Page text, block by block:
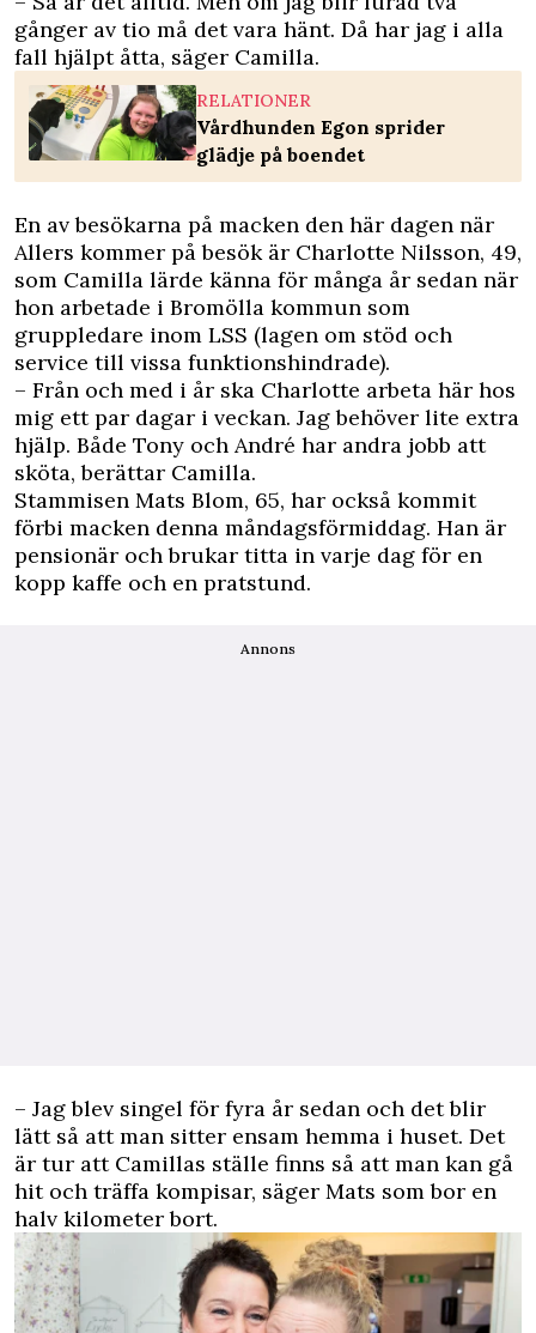
gånger av tio må det vara hänt. Då har jag i alla
fall hjälpt åtta, säger Camilla.
RELATIONER
Vårdhunden Egon sprider
glädje på boendet
En av besökarna på macken den här dagen när
Allers kommer på besök är Charlotte Nilsson, 49,
som Camilla lärde känna för många år sedan när
hon arbetade i Bromölla kommun som
gruppledare inom LSS (lagen om stöd och
service till vissa funktionshindrade).
– Från och med i år ska Charlotte arbeta här hos
mig ett par dagar i veckan. Jag behöver lite extra
hjälp. Både Tony och André har andra jobb att
sköta, berättar Camilla.
Stammisen Mats Blom, 65, har också kommit
förbi macken denna måndagsförmiddag. Han är
pensionär och brukar titta in varje dag för en
kopp kaffe och en pratstund.
Annons
– Jag blev singel för fyra år sedan och det blir
lätt så att man sitter ensam hemma i huset. Det
är tur att Camillas ställe finns så att man kan gå
hit och träffa kompisar, säger Mats som bor en
halv kilometer bort.